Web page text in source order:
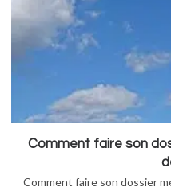
Comment faire son
Comment faire son dossier